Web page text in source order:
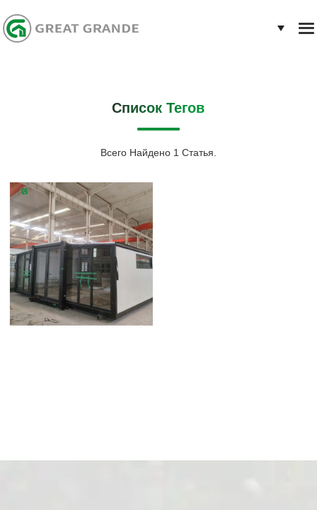
Список Тегов
Всего Найдено 1 Статья.